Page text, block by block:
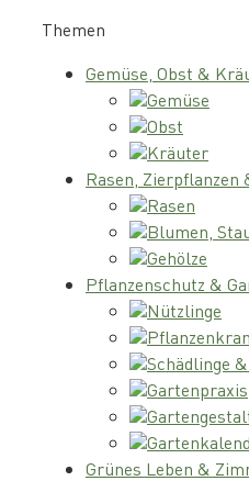
Themen
Gemüse, Obst &
Gemüse
Obst
Kräuter
Rasen, Zierpflanzen
Rasen
Blumen,
Gehölze
Pflanzenschutz &
Nützlinge
Schädlinge
Gartenpraxis
Grünes Leben &